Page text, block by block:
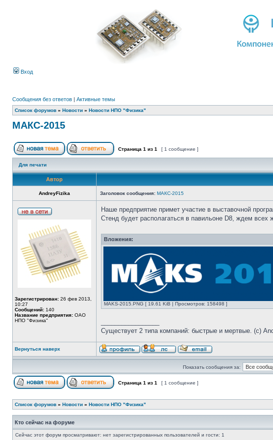
Вход
Сообщения без ответов | Активные темы
Список форумов » Новости » Новости НПО "Физика"
МАКС-2015
Страница 1 из 1 [ 1 сообщение ]
Для печати
Автор
AndreyFizika Заголовок сообщения: МАКС-2015
Зарегистрирован: 26 фев 2013,
10:27
Сообщений: 140
Название предприятия: ОАО
НПО "Физика"
Наше предприятие примет участие в выставочной
Стенд будет располагаться в павильоне D8, ждем
Вложения:
MAKS-2015.PNG [ 19.61 KiB | Просмотров: 158498 ]
Существует 2 типа компаний: быстрые и мертвые. (с)
Вернуться наверх
Показать сообщения за:
Страница 1 из 1 [ 1 сообщение ]
Список форумов » Новости » Новости НПО "Физика"
Кто сейчас на форуме
Сейчас этот форум просматривают: нет зарегистрированных пользователей и гости: 1